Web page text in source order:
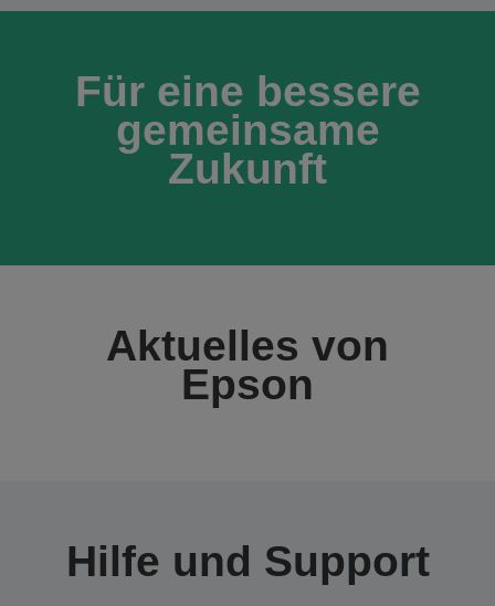
Für eine bessere
gemeinsame
Zukunft
Aktuelles von
Epson
Hilfe und Support